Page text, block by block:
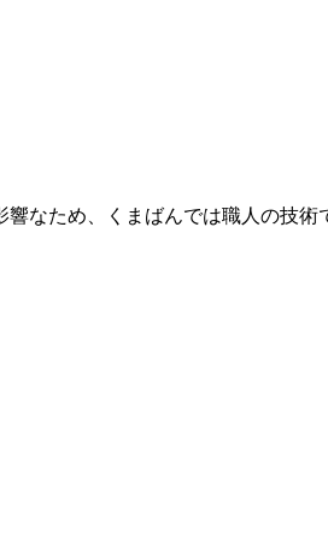
なため、くまばんでは職人の技